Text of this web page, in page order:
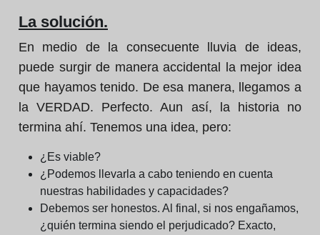
La solución.
En medio de la consecuente lluvia de ideas,
puede surgir de manera accidental la mejor idea
que hayamos tenido. De esa manera, llegamos a
la VERDAD. Perfecto. Aun así, la historia no
termina ahí. Tenemos una idea, pero:
¿Es viable?
¿Podemos llevarla a cabo teniendo en cuenta
nuestras habilidades y capacidades?
Debemos ser honestos. Al final, si nos engañamos,
¿quién termina siendo el perjudicado? Exacto,